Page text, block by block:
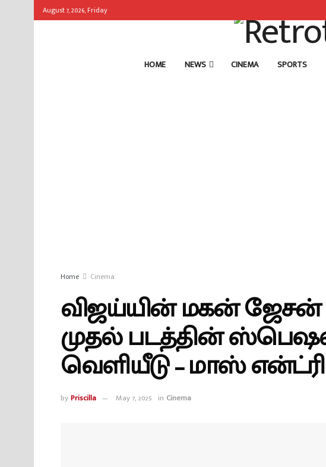
August 7, 2026, Friday
HOME NEWS CINEMA SPORTS
Home Cinema
விஜய்யின் மகன்
முதல் படத்தின்
வெளியீடு – மாஸ் என்ட்ரி
byPriscilla May 7, 2025 in Cinema